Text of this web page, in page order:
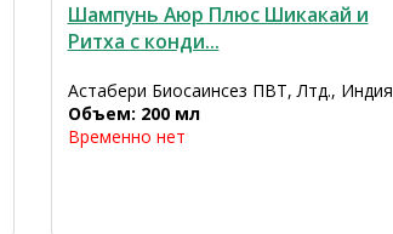
Шампунь Аюр Плюс Шикакай и
Ритха с конди...
Астабери Биосаинсез ПВТ, Лтд., Индия
Объем: 200 мл
Временно нет